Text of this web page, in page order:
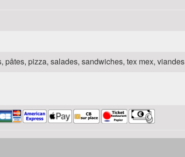
pâtes, pizza, salades, sandwiches, tex mex, viandes